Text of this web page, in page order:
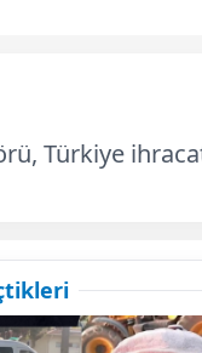
Türkiye